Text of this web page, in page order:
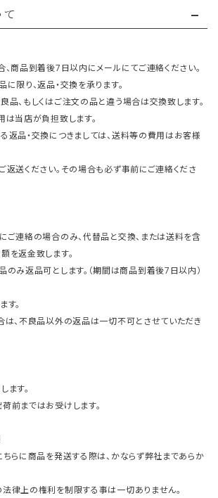
商品到着後7日以内にメールにてご連絡ください。
限り、返品・交換を承ります。
、もしくはご注文の品と違う場合は交換致します。
は当店が負担致します。
品・交換につきましては、送料等の費用はお客様
送ください。その場合も必ず事前にご連絡くださ
連絡の場合のみ、代替品と交換、または送料を含
を返金致します。
み返品可とします。（期間は商品到着後7日以内）
。
、不良品以外の返品は一切不可とさせていただき
す。
前まではお受けします。
らに商品を発送する際は、かならず弊社まであらか
律上の権利を制限する事は一切ありません。